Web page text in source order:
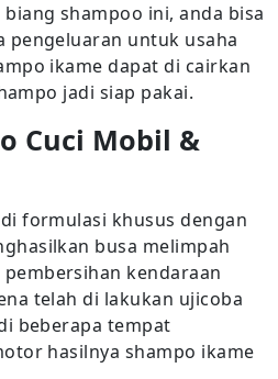
shampoo ini, anda bisa
pengeluaran untuk usaha
ikame dapat di cairkan
jadi siap pakai.
Cuci Mobil &
formulasi khusus dengan
busa melimpah
kendaraan
telah di lakukan ujicoba
beberapa tempat
hasilnya shampo ikame